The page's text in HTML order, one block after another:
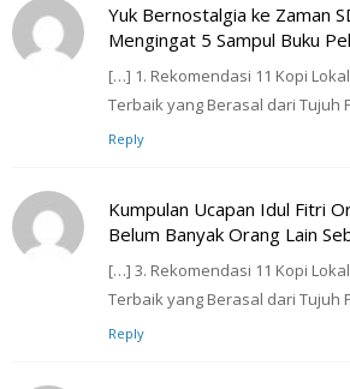
Yuk Bernostalgia ke Zaman
Mengingat 5 Sampul Buku
[…] 1. Rekomendasi 11 Kopi Lokal
Terbaik yang Berasal dari Tujuh
Reply
Kumpulan Ucapan Idul Fitri
Belum Banyak Orang Lain
[…] 3. Rekomendasi 11 Kopi Lokal
Terbaik yang Berasal dari Tujuh
Reply